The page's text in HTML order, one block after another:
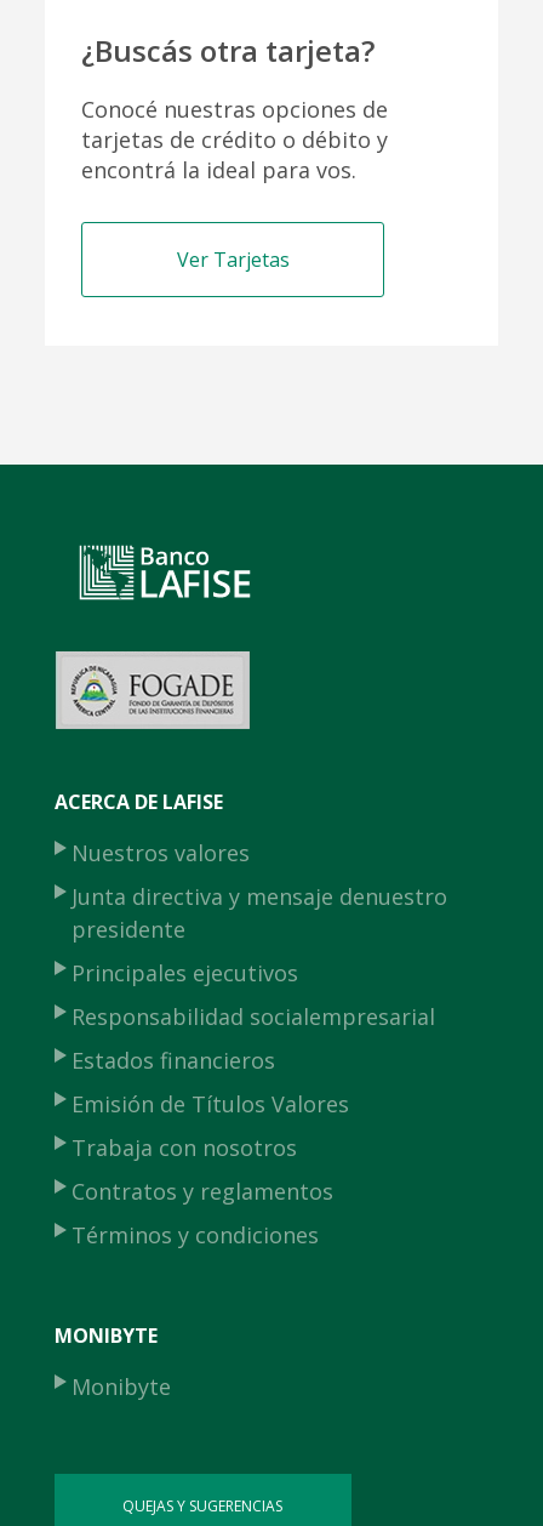
¿Buscás otra tarjeta?
Conocé nuestras opciones de
tarjetas de crédito o débito y
encontrá la ideal para vos.
Ver Tarjetas
ACERCA DE LAFISE
Nuestros valores
Junta directiva y mensaje denuestro
presidente
Principales ejecutivos
Responsabilidad socialempresarial
Estados financieros
Emisión de Títulos Valores
Trabaja con nosotros
Contratos y reglamentos
Términos y condiciones
MONIBYTE
Monibyte
QUEJAS Y SUGERENCIAS